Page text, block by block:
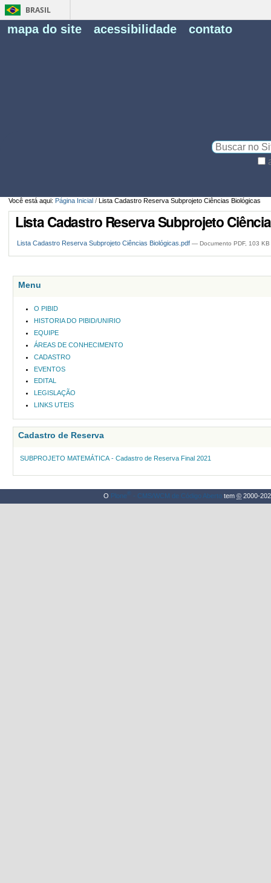
BRASIL
mapa do site acessibilidade contato
Você está aqui: Página Inicial / Lista Cadastro Reserva Subprojeto Ciências Biológicas
Lista Cadastro Reserva Subprojeto
Lista Cadastro Reserva Subprojeto Ciências Biológicas.pdf — Documento PDF, 103 KB
Menu
O PIBID
HISTORIA DO PIBID/UNIRIO
EQUIPE
ÁREAS DE CONHECIMENTO
CADASTRO
EVENTOS
EDITAL
LEGISLAÇÃO
LINKS UTEIS
Cadastro de Reserva
SUBPROJETO MATEMÁTICA - Cadastro de Reserva Final 2021
O Plone ® - CMS/WCM de Código Aberto tem © 2000-